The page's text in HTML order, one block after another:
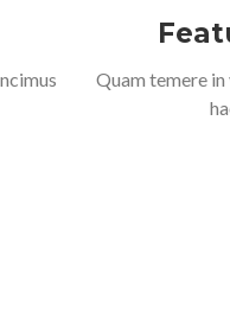
Quam temere